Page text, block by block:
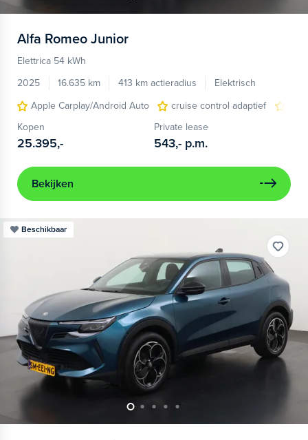
Alfa Romeo Junior
Elettrica 54 kWh
2025
16.635 km 413 km actieradius
Elektrisch
Apple Carplay/Android Auto
cruise control adaptief
Kopen
25.395,-
Private lease
543,- p.m.
Bekijken
Beschikbaar